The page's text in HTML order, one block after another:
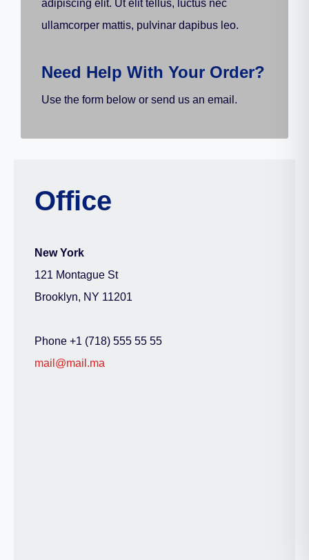
adipiscing elit. Ut elit tellus, luctus nec
ullamcorper mattis, pulvinar dapibus leo.
Need Help With Your Order?
Use the form below or send us an email.
Office
New York
121 Montague St
Brooklyn, NY 11201
Phone +1 (718) 555 55 55
mail@mail.ma